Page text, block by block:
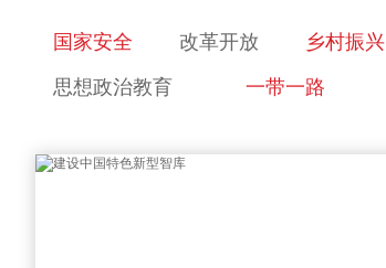
国家安全 改革开放 乡村振兴
思想政治教育 一带一路